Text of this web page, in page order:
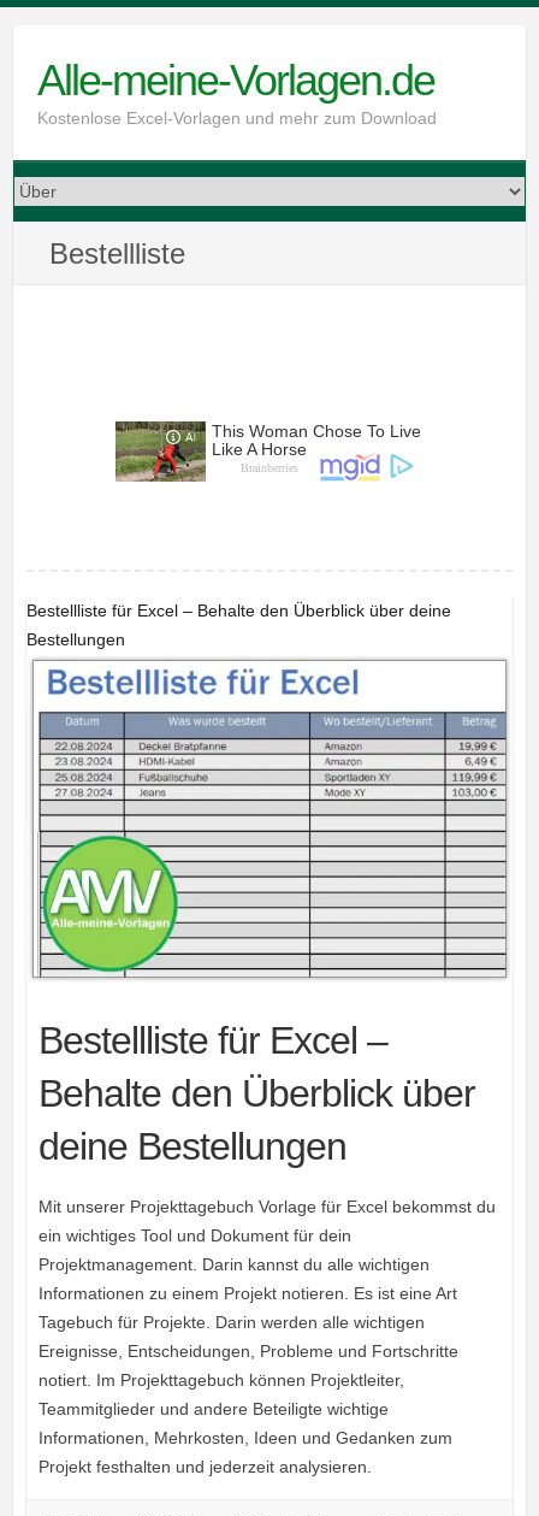
contentAlle-meine-Vorlagen.de
Kostenlose Excel-Vorlagen und mehr zum Download
Bestellliste
Bestellliste für Excel – Behalte den Überblick über deine
Bestellungen
Bestellliste für Excel –
Behalte den Überblick über
deine Bestellungen
Mit unserer Projekttagebuch Vorlage für Excel bekommst du
ein wichtiges Tool und Dokument für dein
Projektmanagement. Darin kannst du alle wichtigen
Informationen zu einem Projekt notieren. Es ist eine Art
Tagebuch für Projekte. Darin werden alle wichtigen
Ereignisse, Entscheidungen, Probleme und Fortschritte
notiert. Im Projekttagebuch können Projektleiter,
Teammitglieder und andere Beteiligte wichtige
Informationen, Mehrkosten, Ideen und Gedanken zum
Projekt festhalten und jederzeit analysieren.